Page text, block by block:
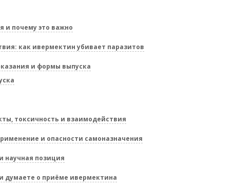
и почему это важно
как ивермектин убивает паразитов
и формы выпуска
токсичность и взаимодействия
и опасности самоназначения
научная позиция
думаете о приёме ивермектина